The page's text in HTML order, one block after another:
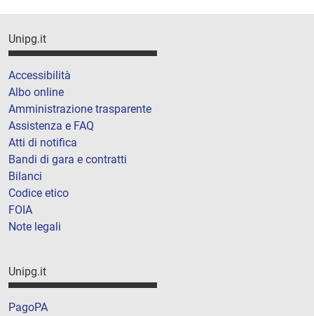
Unipg.it
Accessibilità
Albo online
Amministrazione trasparente
Assistenza e FAQ
Atti di notifica
Bandi di gara e contratti
Bilanci
Codice etico
FOIA
Note legali
Unipg.it
PagoPA